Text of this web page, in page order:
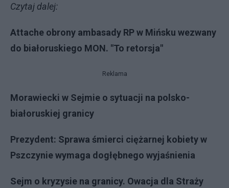
Czytaj dalej:
Attache obrony ambasady RP w Mińsku wezwany
do białoruskiego MON. "To retorsja"
Reklama
Morawiecki w Sejmie o sytuacji na polsko-
białoruskiej granicy
Prezydent: Sprawa śmierci ciężarnej kobiety w
Pszczynie wymaga dogłębnego wyjaśnienia
Sejm o kryzysie na granicy. Owacja dla Straży